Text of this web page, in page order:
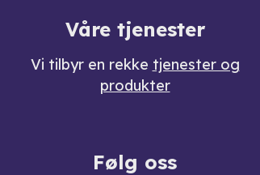
Våre tjenester
Vi tilbyr en rekke tjenester og
produkter
Følg oss